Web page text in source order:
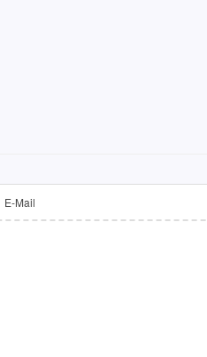
E-Mail